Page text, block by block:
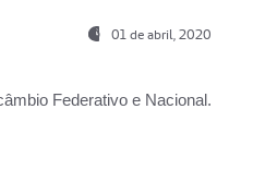
01 de abril, 2020
Federativo e Nacional.